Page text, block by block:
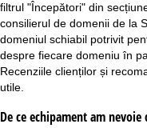
filtrul "Începători" din
consilierul de domenii de la
domeniul schiabil potrivit
despre fiecare domeniu în
Recenziile clienților și
utile.
De ce echipament am nevoie